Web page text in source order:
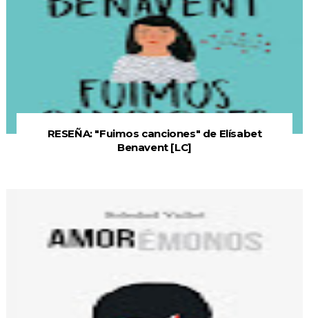
RESEÑA: "Fuimos canciones" de Elísabet
Benavent [LC]